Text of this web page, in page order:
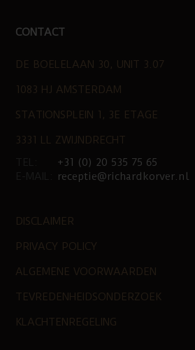
CONTACT
DE BOELELAAN 30, UNIT 3.07
1083 HJ AMSTERDAM
STATIONSPLEIN 1, 3E ETAGE
3331 LL ZWIJNDRECHT
+31 (0) 20 535 75 65
receptie@richardkorver.nl
DISCLAIMER
PRIVACY POLICY
ALGEMENE VOORWAARDEN
TEVREDENHEIDSONDERZOEK
KLACHTENREGELING